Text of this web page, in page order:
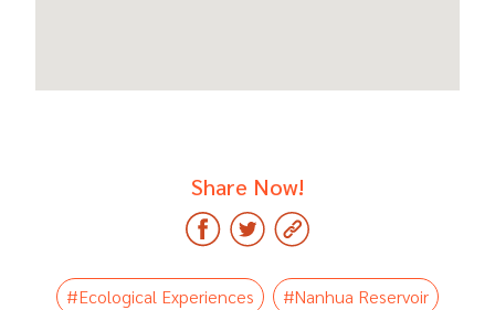
Share Now!
#Ecological Experiences #Nanhua Reservoir